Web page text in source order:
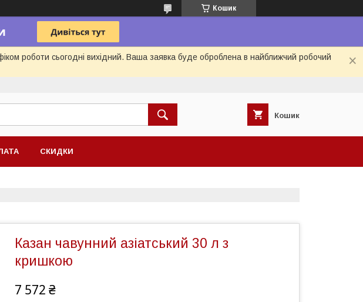
Кошик
роботи сьогодні вихідний. Ваша заявка буде оброблена в найближчий робочий
Кошик
СКИДКИ
Казан чавунний азіатський 30 л з
кришкою
7 572 ₴